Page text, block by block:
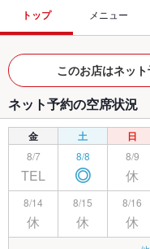
トップ メニュー
このお店はネッ
ネット予約の空席状況
金 土 日
8/7
TEL
8/8
◎
8/9
休
8/14
休
8/15
休
8/16
休